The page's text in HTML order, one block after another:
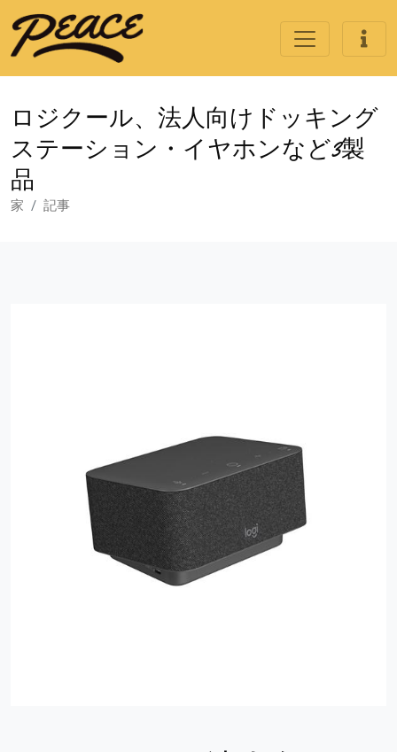
ロジクール、法人向けドッキング
ステーション・イヤホンなど3製
品
家 記事